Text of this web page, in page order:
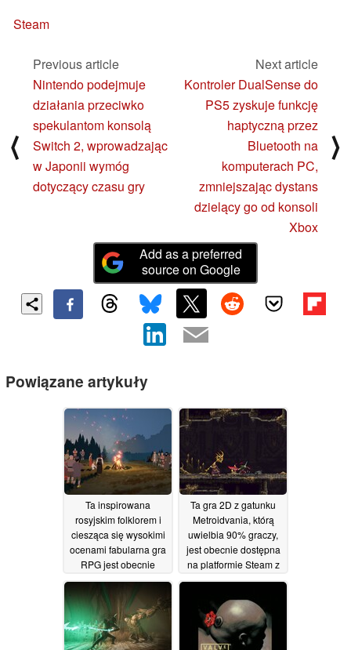
Steam
⟨
Previous article
Nintendo podejmuje
działania przeciwko
spekulantom konsolą
Switch 2, wprowadzając
w Japonii wymóg
dotyczący czasu gry
Next article
Kontroler DualSense do
PS5 zyskuje funkcję
haptyczną przez
Bluetooth na
komputerach PC,
zmniejszając dystans
dzielący go od konsoli
Xbox
⟩
Add as a preferred
source on Google
Powiązane artykuły
Ta inspirowana
rosyjskim folklorem i
ciesząca się wysokimi
ocenami fabularna gra
RPG jest obecnie
dostępna na platformie
Steam z 66-
procentową zniżką
19/06/2026
Ta gra 2D z gatunku
Metroidvania, którą
uwielbia 90% graczy,
jest obecnie dostępna
na platformie Steam z
75-procentową zniżką